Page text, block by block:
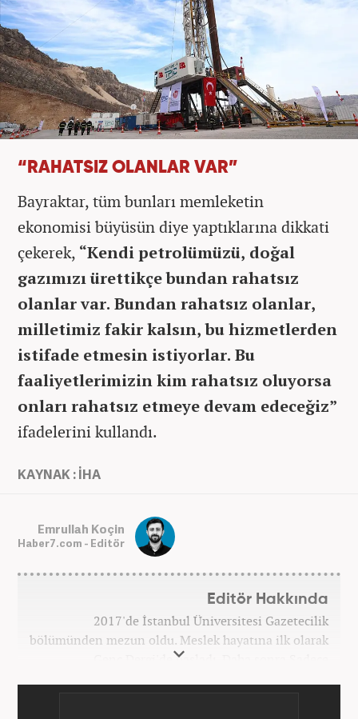
“RAHATSIZ OLANLAR VAR”
Bayraktar, tüm bunları memleketin
ekonomisi büyüsün diye yaptıklarına dikkati
çekerek, “Kendi petrolümüzü, doğal
gazımızı ürettikçe bundan rahatsız
olanlar var. Bundan rahatsız olanlar,
milletimiz fakir kalsın, bu hizmetlerden
istifade etmesin istiyorlar. Bu
faaliyetlerimizin kim rahatsız oluyorsa
onları rahatsız etmeye devam edeceğiz”
ifadelerini kullandı.
KAYNAK : İHA
Emrullah Koçin
Haber7.com - Editör
Editör Hakkında
2017'de İstanbul Üniversitesi Gazetecilik
bölümünden mezun oldu. Meslek hayatına ilk olarak
Genç Dergi'de başladı. Daha sonra Sadece